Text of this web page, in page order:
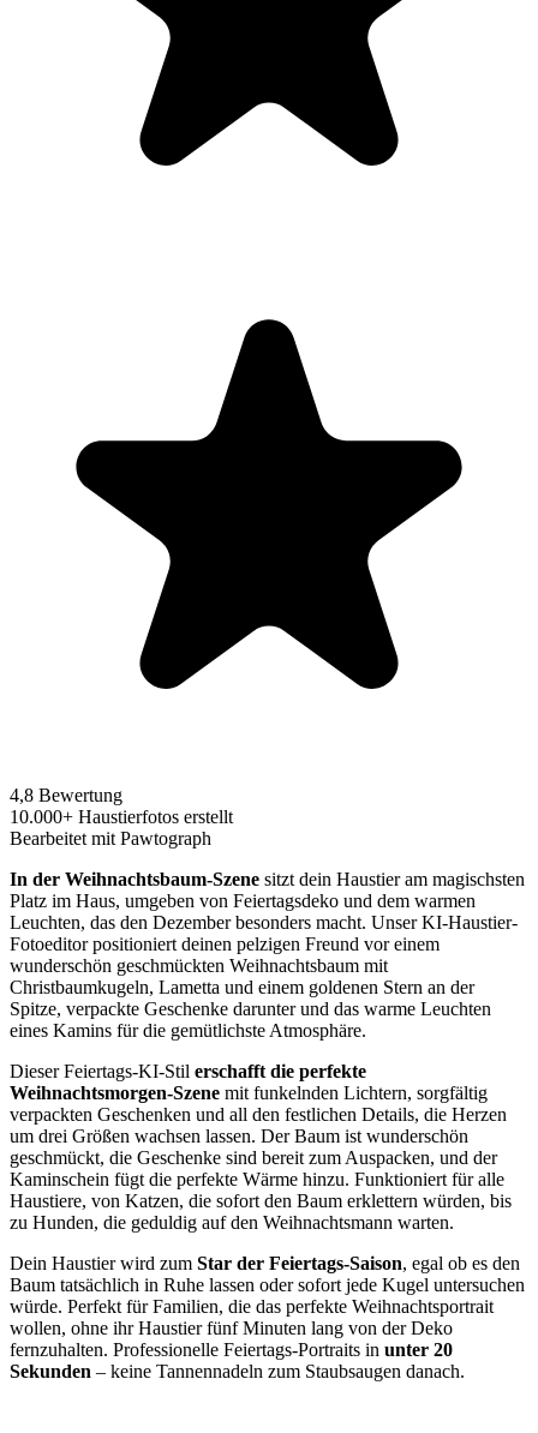
4,8 Bewertung
10.000+ Haustierfotos erstellt
Bearbeitet mit Pawtograph
In der Weihnachtsbaum-Szene sitzt dein Haustier am magischsten
Platz im Haus, umgeben von Feiertagsdeko und dem warmen
Leuchten, das den Dezember besonders macht. Unser KI-Haustier-
Fotoeditor positioniert deinen pelzigen Freund vor einem
wunderschön geschmückten Weihnachtsbaum mit
Christbaumkugeln, Lametta und einem goldenen Stern an der
Spitze, verpackte Geschenke darunter und das warme Leuchten
eines Kamins für die gemütlichste Atmosphäre.
Dieser Feiertags-KI-Stil erschafft die perfekte
Weihnachtsmorgen-Szene mit funkelnden Lichtern, sorgfältig
verpackten Geschenken und all den festlichen Details, die Herzen
um drei Größen wachsen lassen. Der Baum ist wunderschön
geschmückt, die Geschenke sind bereit zum Auspacken, und der
Kaminschein fügt die perfekte Wärme hinzu. Funktioniert für alle
Haustiere, von Katzen, die sofort den Baum erklettern würden, bis
zu Hunden, die geduldig auf den Weihnachtsmann warten.
Dein Haustier wird zum Star der Feiertags-Saison, egal ob es den
Baum tatsächlich in Ruhe lassen oder sofort jede Kugel untersuchen
würde. Perfekt für Familien, die das perfekte Weihnachtsportrait
wollen, ohne ihr Haustier fünf Minuten lang von der Deko
fernzuhalten. Professionelle Feiertags-Portraits in unter 20
Sekunden – keine Tannennadeln zum Staubsaugen danach.